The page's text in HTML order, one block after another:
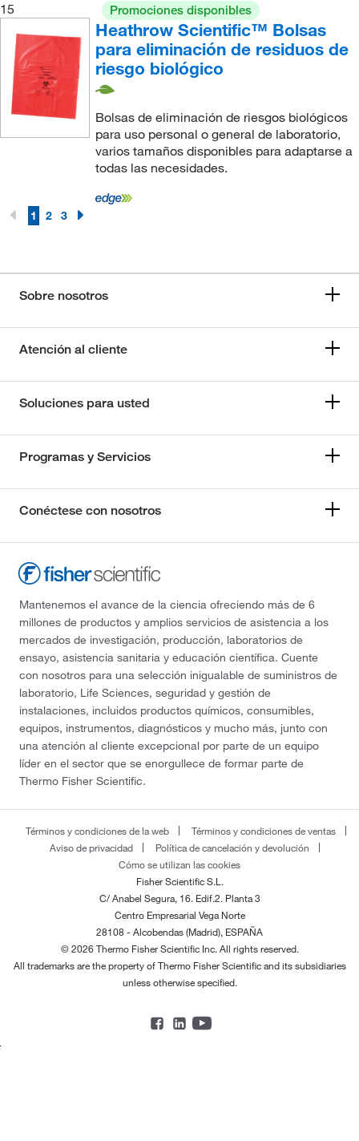
15
Promociones disponibles
Heathrow Scientific™ Bolsas
para eliminación de residuos de
riesgo biológico
Bolsas de eliminación de riesgos biológicos
para uso personal o general de laboratorio,
varios tamaños disponibles para adaptarse a
todas las necesidades.
1 2 3
Sobre nosotros
Atención al cliente
Soluciones para usted
Programas y Servicios
Conéctese con nosotros
Mantenemos el avance de la ciencia ofreciendo más de 6
millones de productos y amplios servicios de asistencia a los
mercados de investigación, producción, laboratorios de
ensayo, asistencia sanitaria y educación científica. Cuente
con nosotros para una selección inigualable de suministros de
laboratorio, Life Sciences, seguridad y gestión de
instalaciones, incluidos productos químicos, consumibles,
equipos, instrumentos, diagnósticos y mucho más, junto con
una atención al cliente excepcional por parte de un equipo
líder en el sector que se enorgullece de formar parte de
Thermo Fisher Scientific.
Términos y condiciones de la web
Términos y condiciones de ventas
Aviso de privacidad
Política de cancelación y devolución
Cómo se utilizan las cookies
Fisher Scientific S.L.
C/ Anabel Segura, 16. Edif.2. Planta 3
Centro Empresarial Vega Norte
28108 - Alcobendas (Madrid), ESPAÑA
© 2026 Thermo Fisher Scientific Inc. All rights reserved.
All trademarks are the property of Thermo Fisher Scientific and its subsidiaries
unless otherwise specified.